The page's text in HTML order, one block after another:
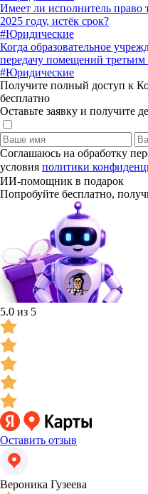
Имеет ли исполнитель право
2025 году, истёк срок?
#Юридические
Когда образовательное
передачу помещений
#Юридические
Получите полный доступ к
бесплатно
Оставьте заявку и получите
Соглашаюсь на обработку
условия политики
ИИ-помощник в подарок
Попробуйте бесплатно,
5.0 из 5
Оставить отзыв
Вероника Гузеева